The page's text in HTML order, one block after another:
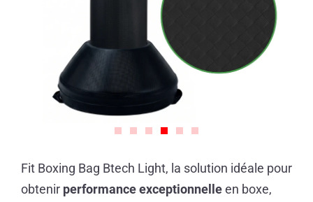
Fit Boxing Bag Btech Light, la solution idéale pour
obtenir performance exceptionnelleen boxe,